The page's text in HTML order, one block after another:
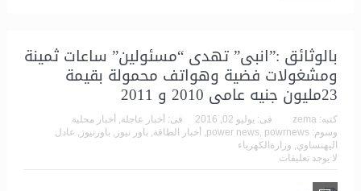
بالوثائق :”انبى” تهدى “مسئولين” ساعات ثمينة
ومشغولات فضية وهواتف محمولة بقيمة
23مليون جنيه عامى 2010 و 2011
كتبه: zema فى: يوليو 02, 2016 فى: أخبار عاجلة, أخبار محلية
وسوم:
power news, powrnews
, أخبار الطاقة, باور نيوز , باورنيوز , عادل
اليهنساوي, وزارةالكهرباء
لا يوجد تعليقات